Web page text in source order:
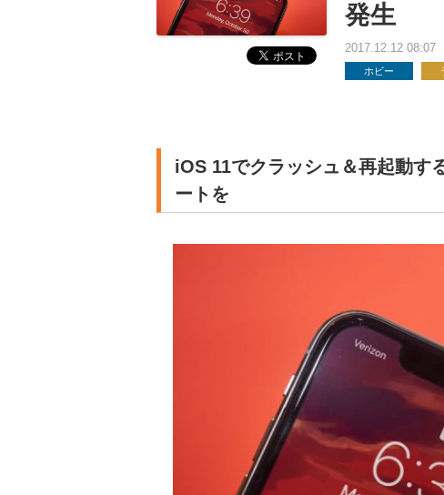
発生
2017.12.12
ホビー
iOS 11でクラッシュ＆再起動す
ートを